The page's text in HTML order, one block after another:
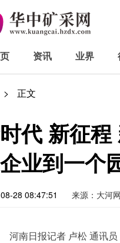
资讯 业界
> 正文
代 新征
业到一个
28 08:47:51 来源：大河网
河南日报记者 卢松 通讯